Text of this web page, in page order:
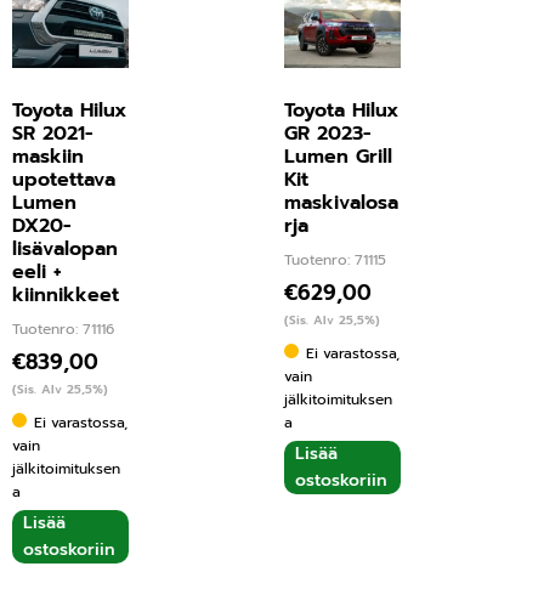
Toyota Hilux
SR 2021-
maskiin
upotettava
Lumen
DX20-
lisävalopan
eeli +
kiinnikkeet
Tuotenro: 71116
€839,00
(Sis. Alv 25,5%)
Ei varastossa,
vain
jälkitoimituksen
a
Lisää
ostoskoriin
Toyota Hilux
GR 2023-
Lumen Grill
Kit
maskivalosa
rja
Tuotenro: 71115
€629,00
(Sis. Alv 25,5%)
Ei varastossa,
vain
jälkitoimituksen
a
Lisää
ostoskoriin